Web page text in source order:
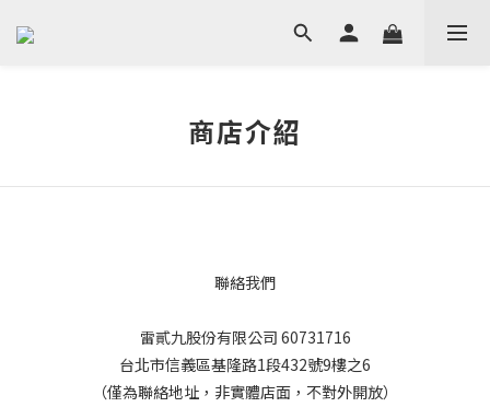
商店介紹
聯絡我們
雷貳九股份有限公司 60731716
台北市信義區基隆路1段432號9樓之6
（僅為聯絡地址，非實體店面，不對外開放）